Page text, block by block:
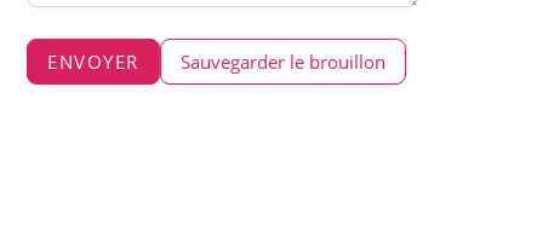
ENVOYER Sauvegarder le brouillon